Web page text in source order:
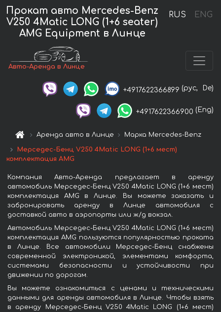
RUS ENG
Прокат авто Mercedes-Benz
V250 4Matic LONG (1+6 seater)
AMG Equipment в Линце
Авто-Аренда в Линце
+4917622366899 (рус, De)
+4917622366900 (Eng)
Аренда авто в Линце Марка Mercedes-Benz
Мерседес-Бенц V250 4Matic LONG (1+6 мест)
комплектация AMG
Компания Авто-Аренда предлагает в аренду
автомобиль Мерседес-Бенц V250 4Matic LONG (1+6 мест)
комплектация AMG в Линце. Вы можете заказать и
забронировать аренду в Линце автомобиля с
доставкой авто в аэропорты или ж/д вокзал.
Автомобиль Мерседес-Бенц V250 4Matic LONG (1+6 мест)
комплектация AMG пользуются популярностью проката
в Линце. Все автомобили Мерседес-Бенц снабжены
современной электроникой, элементами комфорта,
системами безопасности и устойчивости при
движении по дорогам.
Вы можете ознакомиться с ценами и техническими
данными для аренды автомобиля в Линце. Чтобы взять
в аренду Мерседес-Бенц V250 4Matic LONG (1+6 мест)